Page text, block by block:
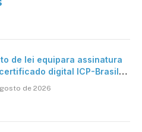
de lei equipara assinatura
digital ICP-Brasil
de 2026